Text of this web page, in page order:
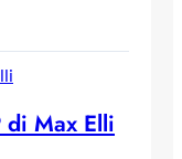
di Max Elli